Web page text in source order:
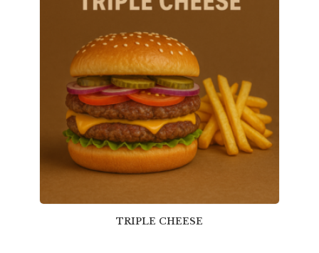
TRIPLE CHEESE